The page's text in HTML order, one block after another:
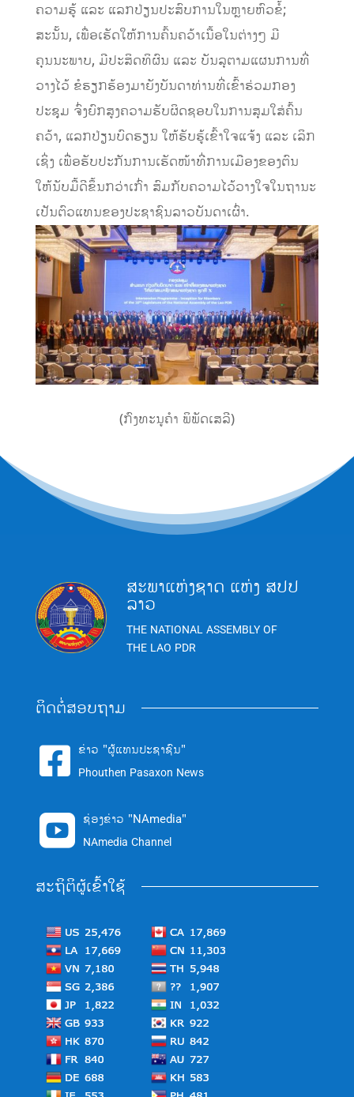
ຄວາມຮູ້ ແລະ ແລກປ່ຽນປະສົບການໃນຫຼາຍຫົວຂໍ້;
ສະນັ້ນ, ເພື່ອເຮັດໃຫ້ການຄົ້ນຄວ້າເນື້ອໃນຕ່າງໆ ມີ
ຄຸນນະພາບ, ມີປະສິດທິຜົນ ແລະ ບັນລຸຕາມແຜນການທີ່
ວາງໄວ້ ຂໍຮຽກຮ້ອງມາຍັງບັນດາທ່ານທີ່ເຂົ້າຮ່ວມກອງ
ປະຊຸມ ຈົ່ງຍົກສູງຄວາມຮັບຜິດຊອບໃນການສຸມໃສ່ຄົ້ນ
ຄວ້າ, ແລກປ່ຽນບົດຮຽນ ໃຫ້ຮັບຮູ້ເຂົ້າໃຈແຈ້ງ ແລະ ເລິກ
ເຊິ່ງ ເພື່ອຮັບປະກັນການເຮັດໜ້າທີ່ການເມືອງຂອງຕົນ
ໃຫ້ນັບມື້ດີຂຶ້ນກວ່າເກົ່າ ສົມກັບຄວາມໄວ້ວາງໃຈໃນຖານະ
ເປັນຕົວແທນຂອງປະຊາຊົນລາວບັນດາເຜົ່າ.
(ກົງທະນູຄຳ ພິພັດເສລີ)
ສະພາແຫ່ງຊາດ ແຫ່ງ ສປປ
ລາວ
THE NATIONAL ASSEMBLY OF
THE LAO PDR
ຕິດຕໍ່ສອບຖາມ
 ຂ່າວ "ຜູ້ແທນປະຊາຊົນ"
Phouthen Pasaxon News
 ຊ່ອງຂ່າວ "NAmedia"
NAmedia Channel
ສະຖິຕິຜູ້ເຂົ້າໃຊ້